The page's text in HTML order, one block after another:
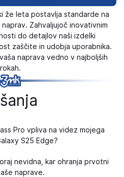
že leta postavlja standarde na
Zahvaljujoč inovativnim
do detajlov naši izdelki
zaščite in udobja uporabnika.
naprava vedno v najboljših
rokah.
Pro vpliva na videz mojega
S25 Edge?
nevidna, kar ohranja prvotni
naprave.